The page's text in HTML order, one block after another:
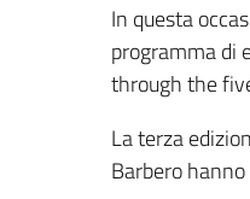
In questa
programma di
through the
La terza
Barbero